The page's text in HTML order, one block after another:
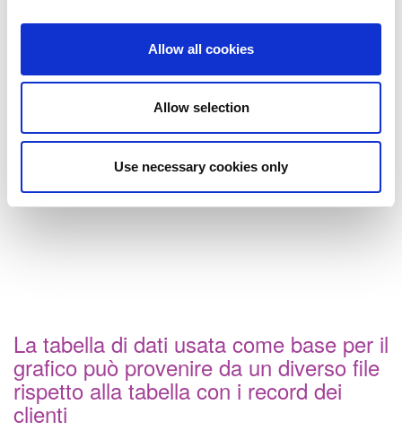
Allow all cookies
Allow selection
Use necessary cookies only
La tabella di dati usata come base per il
grafico può provenire da un diverso file
rispetto alla tabella con i record dei
clienti